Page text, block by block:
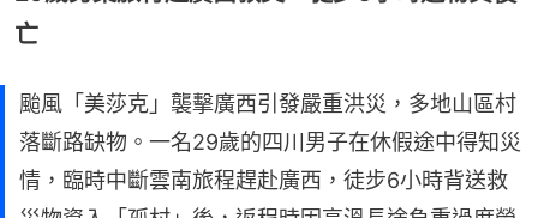
亡
颱風「美莎克」襲擊廣西引發嚴重洪災，多地山區村
落斷路缺物。一名29歲的四川男子在休假途中得知災
情，臨時中斷雲南旅程趕赴廣西，徒步6小時背送救